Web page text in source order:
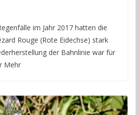
im Jahr 2017 hatten die
Rouge (Rote Eidechse) stark
der Bahnlinie war für
Mehr